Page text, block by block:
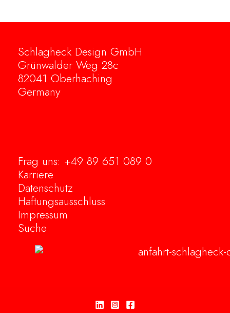
Schlagheck Design GmbH
Grünwalder Weg 28c
82041 Oberhaching
Germany
Frag uns: +49 89 651 089 0
Karriere
Datenschutz
Haftungsausschluss
Impressum
Suche